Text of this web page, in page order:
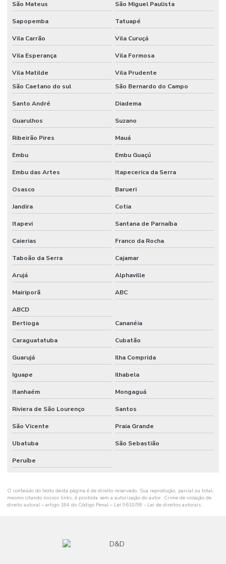
Serviço de router cnc para marcenaria
Serviços de corte cnc de qualidade
Stand básico
Stand para eventos
Stand modular
Stand personalizado para evento
Stand personalizado para feira
Stands para eventos em sp
Stands para feiras
Stands feiras e congressos
Stands feiras e congressos
Stands em sp
Stands em sp
São Mateus São Miguel Paulista
Sapopemba Tatuapé
Vila Carrão Vila Curuçá
Vila Esperança Vila Formosa
Vila Matilde
Vila Prudente
São Caetano do sul
São Bernardo do Campo
Santo André Diadema
Guarulhos Suzano
Ribeirão Pires Mauá
Embu Embu Guaçú
Embu das Artes Itapecerica da Serra
Osasco Barueri
Jandira Cotia
Itapevi Santana de Parnaíba
Caierias Franco da Rocha
Taboão da Serra Cajamar
Arujá Alphaville
Mairiporã ABC
ABCD
Bertioga
Cananéia
Caraguatatuba Cubatão
Guarujá Ilha Comprida
Iguape Ilhabela
Itanhaém Mongaguá
Riviera de São Lourenço Santos
São Vicente Praia Grande
Ubatuba São Sebastião
Peruíbe
O conteúdo do texto desta página é de direito reservado. Sua reprodução, parcial ou total,
mesmo citando nossos links, é proibida sem a autorização do autor. Crime de violação de
direito autoral – artigo 184 do Código Penal – Lei 9610/98 - Lei de direitos autorais.